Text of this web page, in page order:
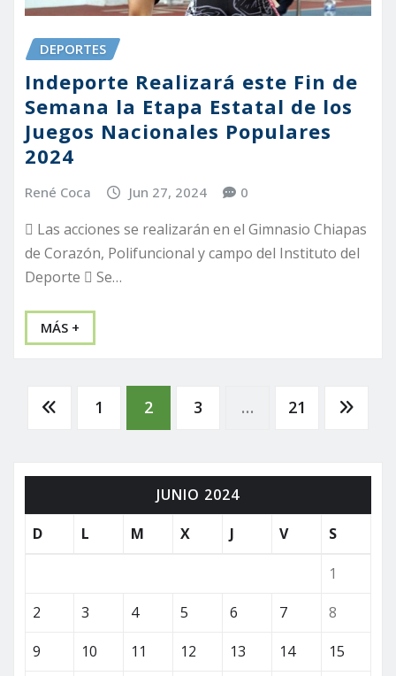
DEPORTES
Indeporte Realizará este Fin de
Semana la Etapa Estatal de los
Juegos Nacionales Populares
2024
René Coca Jun 27, 2024 0
 Las acciones se realizarán en el Gimnasio Chiapas
de Corazón, Polifuncional y campo del Instituto del
Deporte  Se…
MÁS +
Paginación
de
entradas
1 2 3 … 21
JUNIO 2024
D
L M X J V S
1
2
3 4 5 6 7
8
9
10 11 12 13 14
15